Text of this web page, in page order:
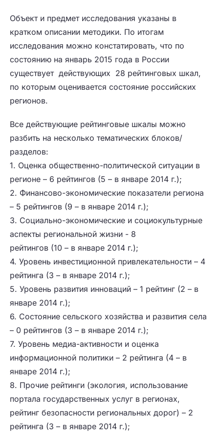
Объект и предмет исследования указаны в
кратком описании методики. По итогам
исследования можно констатировать, что по
состоянию на январь 2015 года в России
существует действующих 28 рейтинговых шкал,
по которым оценивается состояние российских
регионов.
Все действующие рейтинговые шкалы можно
разбить на несколько тематических блоков/
разделов:
1. Оценка общественно-политической ситуации в
регионе – 6 рейтингов (5 – в январе 2014 г.);
2. Финансово-экономические показатели региона
– 5 рейтингов (9 – в январе 2014 г.);
3. Социально-экономические и социокультурные
аспекты региональной жизни - 8
рейтингов (10 – в январе 2014 г.);
4. Уровень инвестиционной привлекательности – 4
рейтинга (3 – в январе 2014 г.);
5. Уровень развития инноваций – 1 рейтинг (2 – в
январе 2014 г.);
6. Состояние сельского хозяйства и развития села
– 0 рейтингов (3 – в январе 2014 г.);
7. Уровень медиа-активности и оценка
информационной политики – 2 рейтинга (4 – в
январе 2014 г.);
8. Прочие рейтинги (экология, использование
портала государственных услуг в регионах,
рейтинг безопасности региональных дорог) – 2
рейтинга (3 – в январе 2014 г.);